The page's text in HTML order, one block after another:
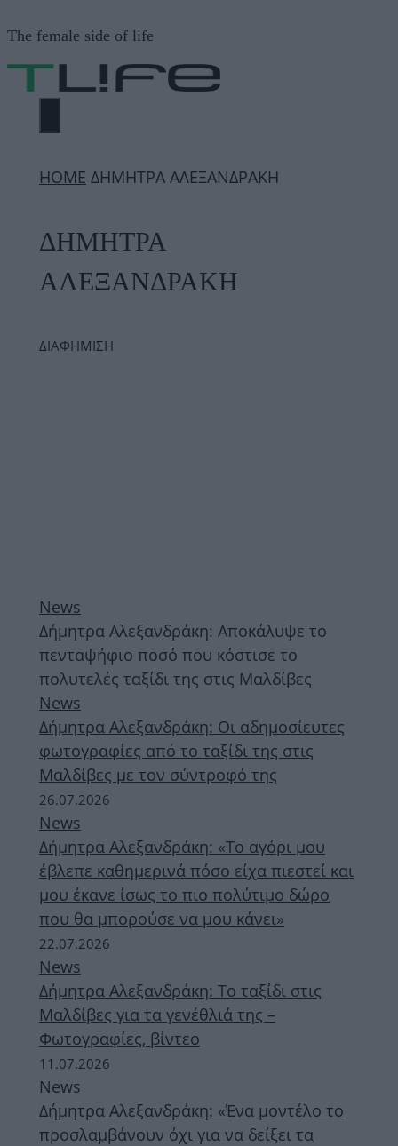
σε
περιεχόμενο
The female side of life
ΜΕΝΟΎ
ΗΟΜΕ ΔΗΜΗΤΡΑ ΑΛΕΞΑΝΔΡΑΚΗ
ΔΗΜΗΤΡΑ
ΑΛΕΞΑΝΔΡΑΚΗ
ΔΙΑΦΗΜΙΣΗ
News
Δήμητρα Αλεξανδράκη: Αποκάλυψε το
πενταψήφιο ποσό που κόστισε το
πολυτελές ταξίδι της στις Μαλδίβες
News
Δήμητρα Αλεξανδράκη: Οι αδημοσίευτες
φωτογραφίες από το ταξίδι της στις
Μαλδίβες με τον σύντροφό της
26.07.2026
News
Δήμητρα Αλεξανδράκη: «Το αγόρι μου
έβλεπε καθημερινά πόσο είχα πιεστεί και
μου έκανε ίσως το πιο πολύτιμο δώρο
που θα μπορούσε να μου κάνει»
22.07.2026
News
Δήμητρα Αλεξανδράκη: Το ταξίδι στις
Μαλδίβες για τα γενέθλιά της –
Φωτογραφίες, βίντεο
11.07.2026
News
Δήμητρα Αλεξανδράκη: «Ένα μοντέλο το
προσλαμβάνουν όχι για να δείξει τα